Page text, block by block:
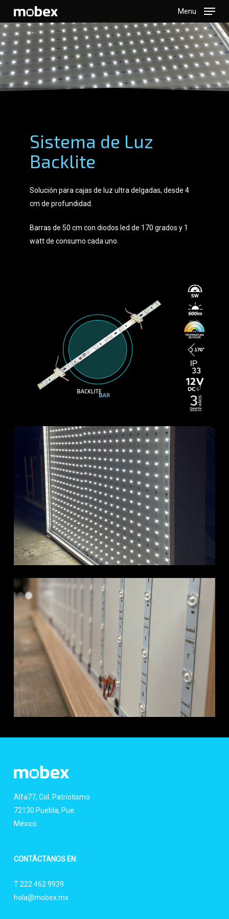
main
content
Menu
Sistema de Luz
Backlite
Solución para cajas de luz ultra delgadas, desde 4
cm de profundidad.
Barras de 50 cm con diodos led de 170 grados y 1
watt de consumo cada uno.
Alfa77, Col. Patriotismo
72130 Puebla, Pue.
México
CONTÁCTANOS EN:
T 222 462 9939
hola@mobex.mx